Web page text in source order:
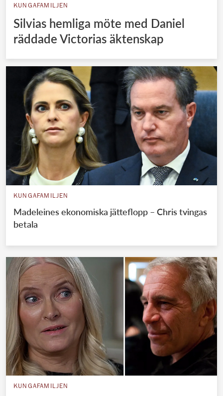
KUNGAFAMILJEN
Silvias hemliga möte med Daniel
räddade Victorias äktenskap
KUNGAFAMILJEN
Madeleines ekonomiska jätteflopp – Chris tvingas
betala
KUNGAFAMILJEN